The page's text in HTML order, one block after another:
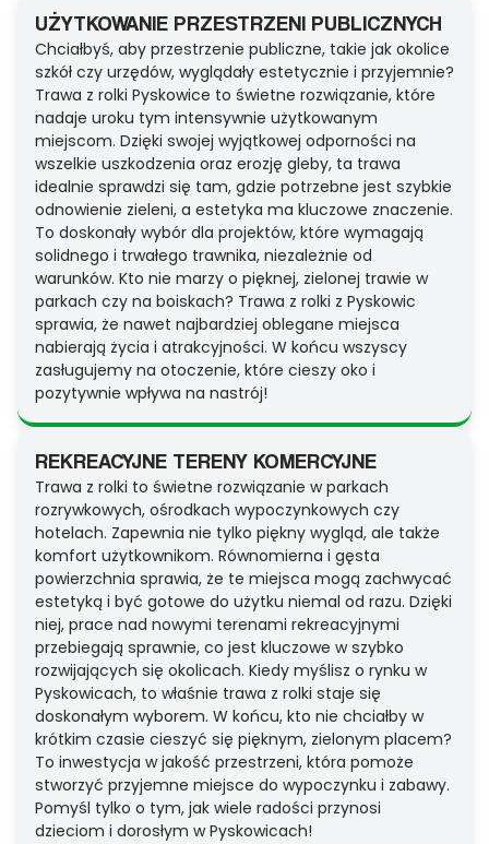
UŻYTKOWANIE PRZESTRZENI PUBLICZNYCH
Chciałbyś, aby przestrzenie publiczne, takie jak okolice
szkół czy urzędów, wyglądały estetycznie i przyjemnie?
Trawa z rolki Pyskowice to świetne rozwiązanie, które
nadaje uroku tym intensywnie użytkowanym
miejscom. Dzięki swojej wyjątkowej odporności na
wszelkie uszkodzenia oraz erozję gleby, ta trawa
idealnie sprawdzi się tam, gdzie potrzebne jest szybkie
odnowienie zieleni, a estetyka ma kluczowe znaczenie.
To doskonały wybór dla projektów, które wymagają
solidnego i trwałego trawnika, niezależnie od
warunków. Kto nie marzy o pięknej, zielonej trawie w
parkach czy na boiskach? Trawa z rolki z Pyskowic
sprawia, że nawet najbardziej oblegane miejsca
nabierają życia i atrakcyjności. W końcu wszyscy
zasługujemy na otoczenie, które cieszy oko i
pozytywnie wpływa na nastrój!
REKREACYJNE TERENY KOMERCYJNE
Trawa z rolki to świetne rozwiązanie w parkach
rozrywkowych, ośrodkach wypoczynkowych czy
hotelach. Zapewnia nie tylko piękny wygląd, ale także
komfort użytkownikom. Równomierna i gęsta
powierzchnia sprawia, że te miejsca mogą zachwycać
estetyką i być gotowe do użytku niemal od razu. Dzięki
niej, prace nad nowymi terenami rekreacyjnymi
przebiegają sprawnie, co jest kluczowe w szybko
rozwijających się okolicach. Kiedy myślisz o rynku w
Pyskowicach, to właśnie trawa z rolki staje się
doskonałym wyborem. W końcu, kto nie chciałby w
krótkim czasie cieszyć się pięknym, zielonym placem?
To inwestycja w jakość przestrzeni, która pomoże
stworzyć przyjemne miejsce do wypoczynku i zabawy.
Pomyśl tylko o tym, jak wiele radości przynosi
dzieciom i dorosłym w Pyskowicach!